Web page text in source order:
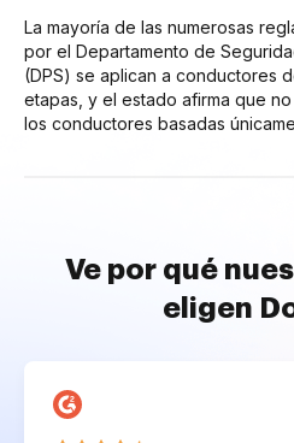
La mayoría de las numerosas
por el Departamento de
(DPS) se aplican a conductores
etapas, y el estado afirma que
los conductores basadas
Ve por qué
eligen